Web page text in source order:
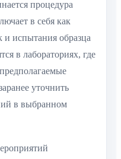
процедура
в себя как
и испытания образца
в лабораториях, где
уточнить
в выбранном